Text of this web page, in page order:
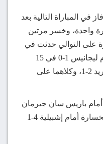
في المباراة التالية بعد
مرة واحدة، وخسر مرتين
على التوالي حدثت في
الموسم الماضي، حيث خسر أمام ليجانيس 1-0 في 15
ديسمبر 2024، ثم أمام أتلتيكو مدريد 2-1، وكلاهما على
باريس سان جيرمان
2-1 في دوري أبطال أوروبا، ثم الخسارة أمام إشبيلية 4-1